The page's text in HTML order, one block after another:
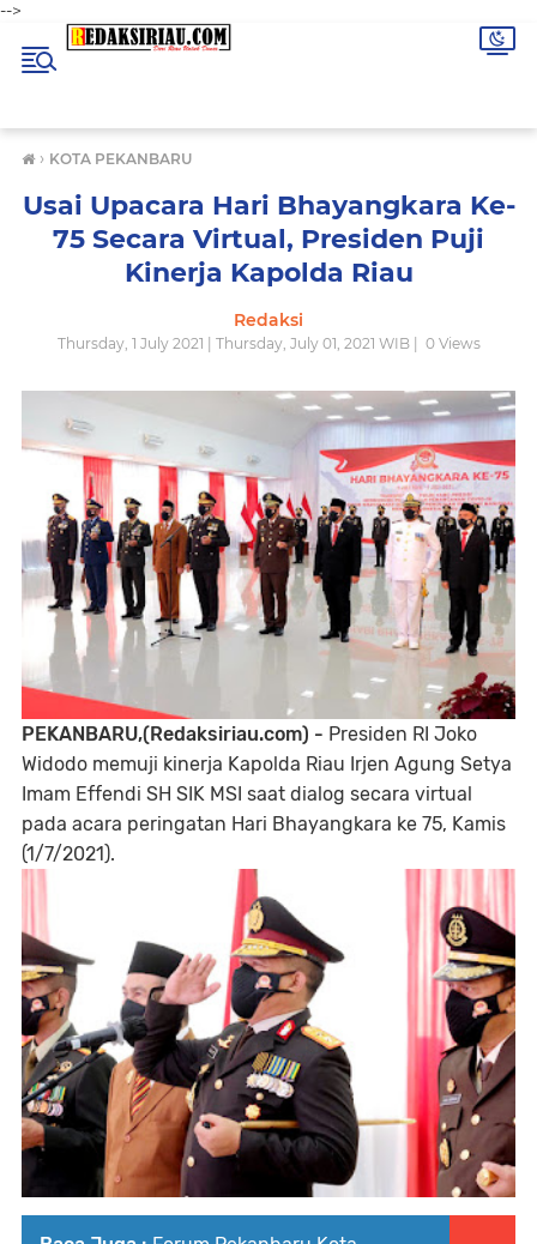
-->
› KOTA PEKANBARU
Usai Upacara Hari Bhayangkara Ke-
75 Secara Virtual, Presiden Puji
Kinerja Kapolda Riau
Redaksi
Thursday, 1 July 2021 | Thursday, July 01, 2021 WIB | 0Views
PEKANBARU,(Redaksiriau.com) - Presiden RI Joko
Widodo memuji kinerja Kapolda Riau Irjen Agung Setya
Imam Effendi SH SIK MSI saat dialog secara virtual
pada acara peringatan Hari Bhayangkara ke 75, Kamis
(1/7/2021).